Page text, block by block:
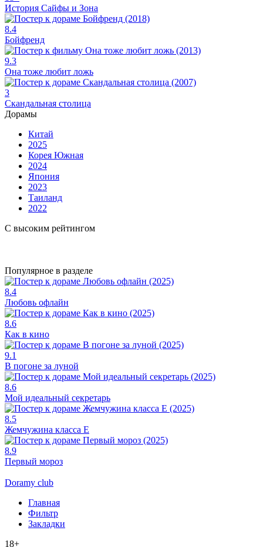
История Сайфы и Зона
8.4
Бойфренд
9.3
Она тоже любит ложь
3
Скандальная столица
Дорамы
Китай
2025
Корея Южная
2024
Япония
2023
Таиланд
2022
С высоким рейтингом
Популярное в разделе
8.4
Любовь офлайн
8.6
Как в кино
9.1
В погоне за луной
8.6
Мой идеальный секретарь
8.5
Жемчужина класса Е
8.9
Первый мороз
Doramy club
Главная
Фильтр
Закладки
18+